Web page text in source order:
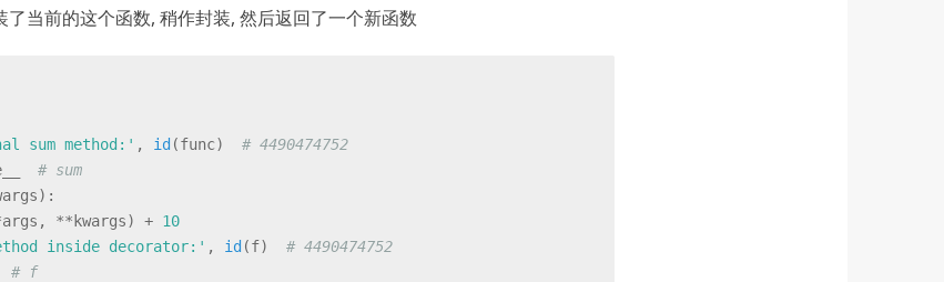
当前的这个函数, 稍作封装, 然后返回了一个新函数
sum method:' , id (func) # 4490474752
# sum
):
**kwargs) + 10
inside decorator:' , id (f) # 4490474752
# f